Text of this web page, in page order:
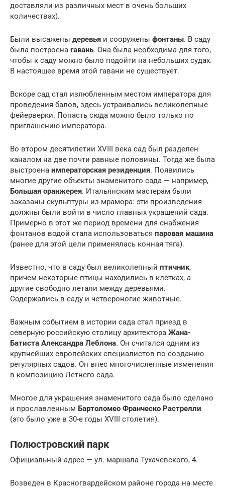
доставляли из различных мест в очень больших
количествах).
Были высажены деревья и сооружены фонтаны. В саду
была построена гавань. Она была необходима для того,
чтобы к саду можно было подойти на небольших судах.
В настоящее время этой гавани не существует.
Вскоре сад стал излюбленным местом императора для
проведения балов, здесь устраивались великолепные
фейерверки. Попасть сюда можно было только по
приглашению императора.
Во втором десятилетии XVIII века сад был разделен
каналом на две почти равные половины. Тогда же была
выстроена императорская резиденция. Появились
многие другие объекты знаменитого сада — например,
Большая оранжерея. Итальянским мастерам были
заказаны скульптуры из мрамора: эти произведения
должны были войти в число главных украшений сада.
Примерно в этот же период времени для снабжения
фонтанов водой стала использоваться паровая машина
(ранее для этой цели применялась конная тяга).
Известно, что в саду был великолепный птичник,
причем некоторые птицы находились в клетках, а
другие свободно летали между деревьями.
Содержались в саду и четвероногие животные.
Важным событием в истории сада стал приезд в
северную российскую столицу архитектора Жана-
Батиста Александра Леблона. Он считался одним из
крупнейших европейских специалистов по созданию
регулярных садов. Он внес многочисленные изменения
в композицию Летнего сада.
Многое для украшения знаменитого сада было сделано
и прославленным Бартоломео Франческо Растрелли
(это было уже в 30-е годы XVIII столетия).
Полюстровский парк
Официальный адрес — ул. маршала Тухачевского, 4.
Возведен в Красногвардейском районе города на месте